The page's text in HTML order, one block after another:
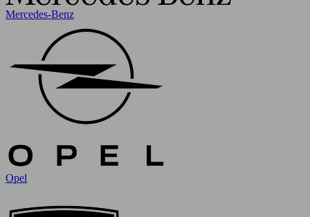
Mercedes-Benz
Opel